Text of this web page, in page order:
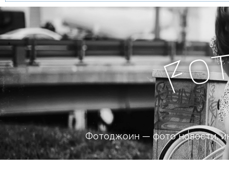
Fo
Фотоджоин — фото новости,